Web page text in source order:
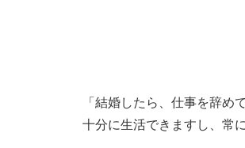
「結婚したら、仕事を辞
十分に生活できますし、常